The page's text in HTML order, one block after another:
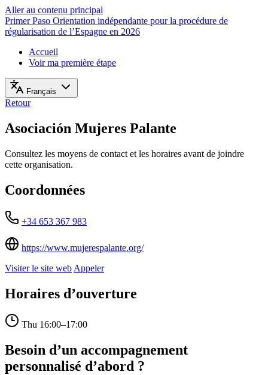
Aller au contenu principal
Primer Paso Orientation indépendante pour la procédure de
régularisation de l’Espagne en 2026
Accueil
Voir ma première étape
Français
Retour
Asociación Mujeres Palante
Consultez les moyens de contact et les horaires avant de joindre
cette organisation.
Coordonnées
+34 653 367 983
https://www.mujerespalante.org/
Visiter le site web Appeler
Horaires d’ouverture
Thu 16:00–17:00
Besoin d’un accompagnement
personnalisé d’abord ?